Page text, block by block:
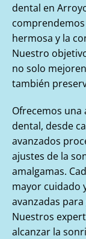
dental en
hermosa y la
Nuestro
no solo
también
Ofrecemos una
dental, desde
avanzados
ajustes de la
amalgamas.
mayor cuidado
avanzadas
Nuestros
alcanzar la